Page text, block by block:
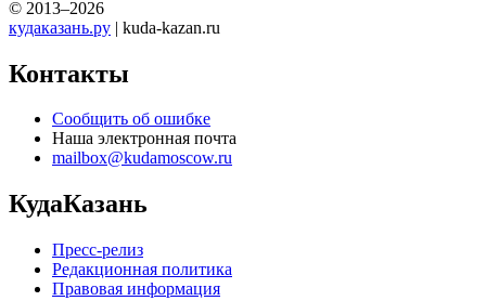
© 2013–2026
кудаказань.ру | kuda-kazan.ru
Контакты
Сообщить об ошибке
Наша электронная почта
mailbox@kudamoscow.ru
КудаКазань
Пресс-релиз
Редакционная политика
Правовая информация